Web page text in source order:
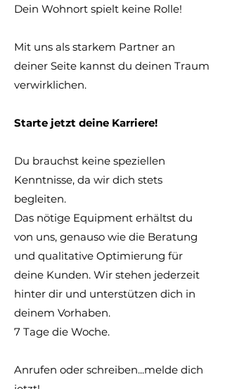
Dein Wohnort spielt keine Rolle!
Mit uns als starkem Partner an
deiner Seite kannst du deinen Traum
verwirklichen.
Starte jetzt deine Karriere!
Du brauchst keine speziellen
Kenntnisse, da wir dich stets
begleiten.
Das nötige Equipment erhältst du
von uns, genauso wie die Beratung
und qualitative Optimierung für
deine Kunden. Wir stehen jederzeit
hinter dir und unterstützen dich in
deinem Vorhaben.
7 Tage die Woche.
Anrufen oder schreiben...melde dich